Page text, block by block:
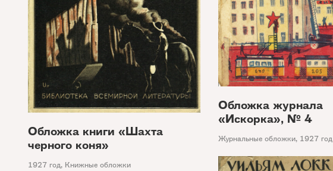
Обложка книги «Шахта
черного коня»
1927 год, Книжные обложки
Обложка журнала
«Искорка», № 4
Журнальные обложки, 1927 год